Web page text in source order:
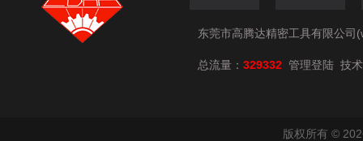
东莞市高腾达精密工具有限公司
总流量： 329332 管理登陆 技
版权所有 ©